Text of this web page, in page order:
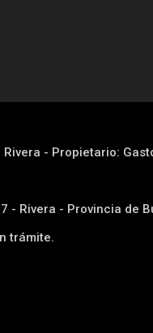
- Propietario:
- Rivera - Provincia de
trámite.